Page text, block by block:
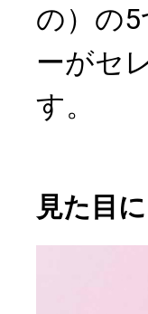
の）の
ーがセ
す。
見た目